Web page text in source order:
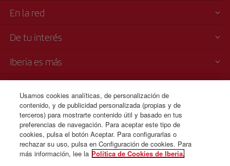
En la red
De tu interés
Iberia es más
Venta telefónica
+34 91 333 67 01
De Lunes a Domingo 00:00 - 24:00h (español e inglés).
Usamos cookies analíticas, de personalización de
contenido, y de publicidad personalizada (propias y de
terceros) para mostrarte contenido útil y basado en tus
preferencias de navegación. Para aceptar este tipo de
cookies, pulsa el botón Aceptar. Para configurarlas o
rechazar su uso, pulsa en Configuración de cookies. Para
más información, lee la Política de Cookies de Iberia.